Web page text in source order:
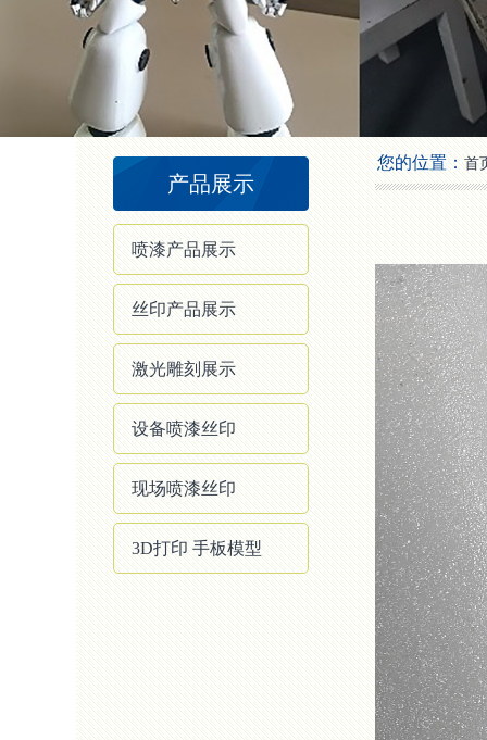
产品展示
喷漆产品展示
丝印产品展示
激光雕刻展示
设备喷漆丝印
现场喷漆丝印
3D打印 手板模型
您的位置：首